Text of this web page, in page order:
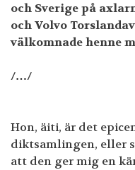
och Sverige på
och Volvo
välkomnade henne
/…/
Hon, äiti, är det
diktsamlingen, eller
att den ger mig en